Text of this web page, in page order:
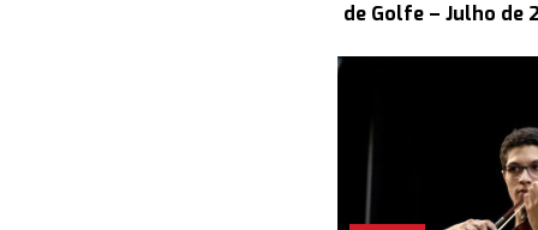
de Golfe – Julho de